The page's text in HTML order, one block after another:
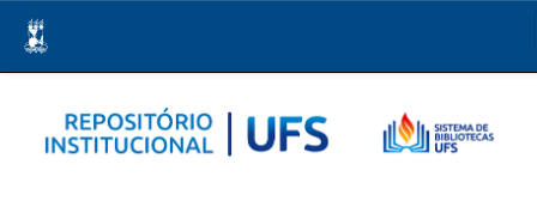
navigation